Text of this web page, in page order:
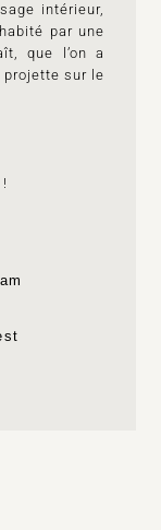
intérieur,
par une
que l’on a
projette sur le